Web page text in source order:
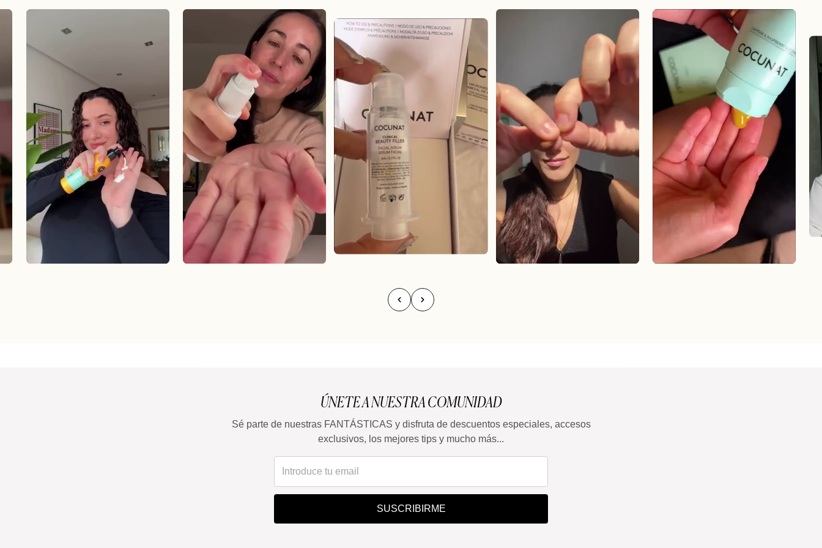
ÚNETE A NUESTRA COMUNIDAD
Sé parte de nuestras FANTÁSTICAS y disfruta de descuentos especiales, accesos
exclusivos, los mejores tips y mucho más...
SUSCRIBIRME